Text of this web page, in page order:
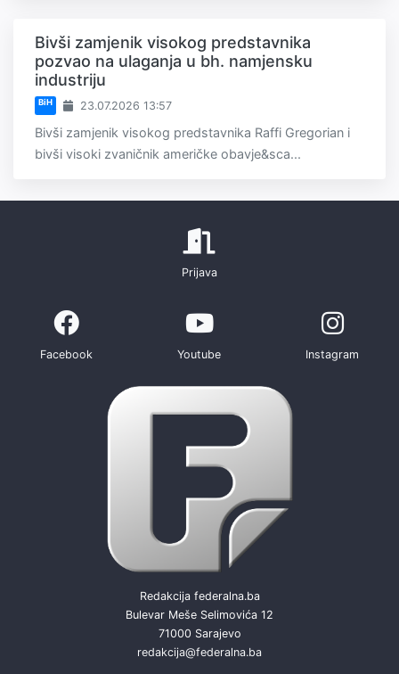
Bivši zamjenik visokog predstavnika
pozvao na ulaganja u bh. namjensku
industriju
BiH 23.07.2026 13:57
Bivši zamjenik visokog predstavnika Raffi Gregorian i
bivši visoki zvaničnik američke obavje&sca...
Prijava
Facebook Youtube Instagram
Redakcija federalna.ba
Bulevar Meše Selimovića 12
71000 Sarajevo
redakcija@federalna.ba